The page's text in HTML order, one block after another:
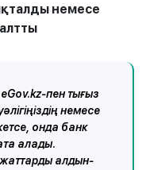
немесе
eGov.kz-пен тығыз
немесе
онда банк
алады.
алдын-